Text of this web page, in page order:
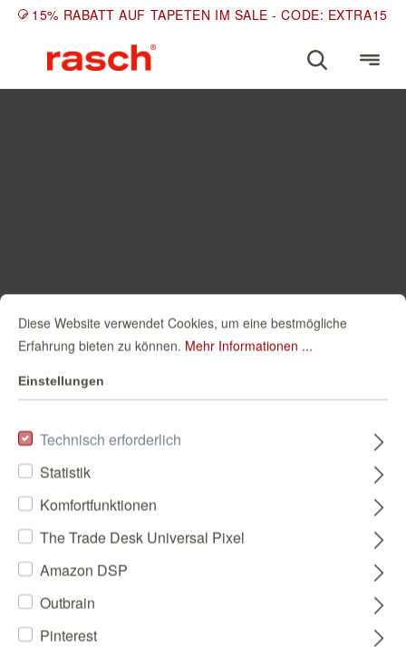
15% RABATT AUF TAPETEN IM SALE - CODE: EXTRA15
Diese Website verwendet Cookies, um eine bestmögliche
Erfahrung bieten zu können. Mehr Informationen ...
Einstellungen
Technisch erforderlich
Statistik
Komfortfunktionen
The Trade Desk Universal Pixel
Amazon DSP
Outbrain
Pinterest